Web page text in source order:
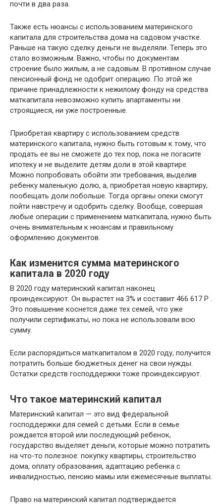
почти в два раза.
Также есть нюансы с использованием материнского
капитала для строительства дома на садовом участке.
Раньше на такую сделку деньги не выделяли. Теперь это
стало возможным. Важно, чтобы по документам
строение было жилым, а не садовым. В противном случае
пенсионный фонд не одобрит операцию. По этой же
причине принадлежности к нежилому фонду на средства
маткапитала невозможно купить апартаменты ни
строящиеся, ни уже построенные.
Приобретая квартиру с использованием средств
материнского капитала, нужно быть готовым к тому, что
продать ее вы не сможете до тех пор, пока не погасите
ипотеку и не выделите детям доли в этой квартире.
Можно попробовать обойти эти требования, выделив
ребенку маленькую долю, а, приобретая новую квартиру,
пообещать доли побольше. Тогда органы опеки смогут
пойти навстречу и одобрить сделку. Вообще, совершая
любые операции с применением маткапитала, нужно быть
очень внимательным к нюансам и правильному
оформлению документов.
Как изменится сумма материнского
капитала в 2020 году
В 2020 году материнский капитал наконец
проиндексируют. Он вырастет на 3% и составит 466 617 Р .
Это повышение коснется даже тех семей, что уже
получили сертификаты, но пока не использовали всю
сумму.
Если распорядиться маткапиталом в 2020 году, получится
потратить больше бюджетных денег на свои нужды.
Остатки средств господдержки тоже проиндексируют.
Что такое материнский капитал
Материнский капитал — это вид федеральной
господдержки для семей с детьми. Если в семье
рождается второй или последующий ребенок,
государство выделяет деньги, которые можно потратить
на что-то полезное: покупку квартиры, строительство
дома, оплату образования, адаптацию ребенка с
инвалидностью, пенсию мамы или ежемесячные выплаты.
Право на материнский капитал подтверждается